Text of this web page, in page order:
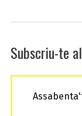
Subscriu-te